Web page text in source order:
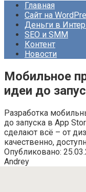
Главная
Сайт на
Деньги в
SEO и SMM
Контент
Новости
Мобильное
идеи до
Разработка
до запуска в App
сделают всё – от
качественно,
Опубликовано:
Andrey